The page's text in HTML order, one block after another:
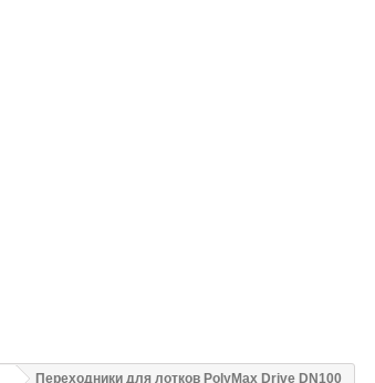
Переходники для лотков PolyMax Drive DN100